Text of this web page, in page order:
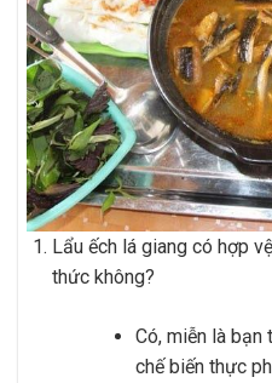
Lẩu ếch lá giang có hợp
thức không?
Có, miễn là bạn
chế biến thực